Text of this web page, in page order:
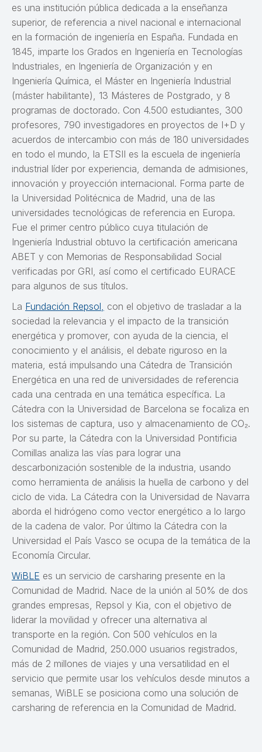
es una institución pública dedicada a la enseñanza
superior, de referencia a nivel nacional e internacional
en la formación de ingeniería en España. Fundada en
1845, imparte los Grados en Ingeniería en Tecnologías
Industriales, en Ingeniería de Organización y en
Ingeniería Química, el Máster en Ingeniería Industrial
(máster habilitante), 13 Másteres de Postgrado, y 8
programas de doctorado. Con 4.500 estudiantes, 300
profesores, 790 investigadores en proyectos de I+D y
acuerdos de intercambio con más de 180 universidades
en todo el mundo, la ETSII es la escuela de ingeniería
industrial líder por experiencia, demanda de admisiones,
innovación y proyección internacional. Forma parte de
la Universidad Politécnica de Madrid, una de las
universidades tecnológicas de referencia en Europa.
Fue el primer centro público cuya titulación de
Ingeniería Industrial obtuvo la certificación americana
ABET y con Memorias de Responsabilidad Social
verificadas por GRI, así como el certificado EURACE
para algunos de sus títulos.
La Fundación Repsol, con el objetivo de trasladar a la
sociedad la relevancia y el impacto de la transición
energética y promover, con ayuda de la ciencia, el
conocimiento y el análisis, el debate riguroso en la
materia, está impulsando una Cátedra de Transición
Energética en una red de universidades de referencia
cada una centrada en una temática específica. La
Cátedra con la Universidad de Barcelona se focaliza en
los sistemas de captura, uso y almacenamiento de CO₂.
Por su parte, la Cátedra con la Universidad Pontificia
Comillas analiza las vías para lograr una
descarbonización sostenible de la industria, usando
como herramienta de análisis la huella de carbono y del
ciclo de vida. La Cátedra con la Universidad de Navarra
aborda el hidrógeno como vector energético a lo largo
de la cadena de valor. Por último la Cátedra con la
Universidad el País Vasco se ocupa de la temática de la
Economía Circular.
WiBLE es un servicio de carsharing presente en la
Comunidad de Madrid. Nace de la unión al 50% de dos
grandes empresas, Repsol y Kia, con el objetivo de
liderar la movilidad y ofrecer una alternativa al
transporte en la región. Con 500 vehículos en la
Comunidad de Madrid, 250.000 usuarios registrados,
más de 2 millones de viajes y una versatilidad en el
servicio que permite usar los vehículos desde minutos a
semanas, WiBLE se posiciona como una solución de
carsharing de referencia en la Comunidad de Madrid.